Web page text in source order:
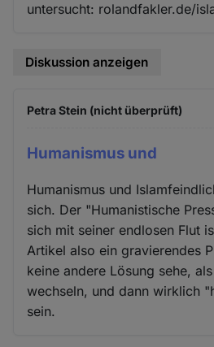
untersucht: rolandfakler.de/
Diskussion anzeigen
Petra Stein (nicht überprüft)
Humanismus und
Humanismus und
sich. Der "Humanistische
sich mit seiner endlosen Flut
Artikel also ein gravierendes
keine andere Lösung sehe,
wechseln, und dann wirklich
sein.